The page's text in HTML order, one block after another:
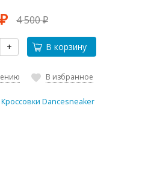
₽ 4 500₽
+ В корзину
В избранное
Кроссовки Dancesneaker